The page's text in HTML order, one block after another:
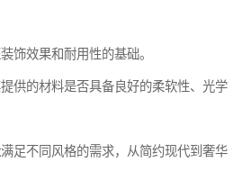
饰效果和耐用性的基础。
供的材料是否具备良好的柔软性、光学
足不同风格的需求，从简约现代到奢华